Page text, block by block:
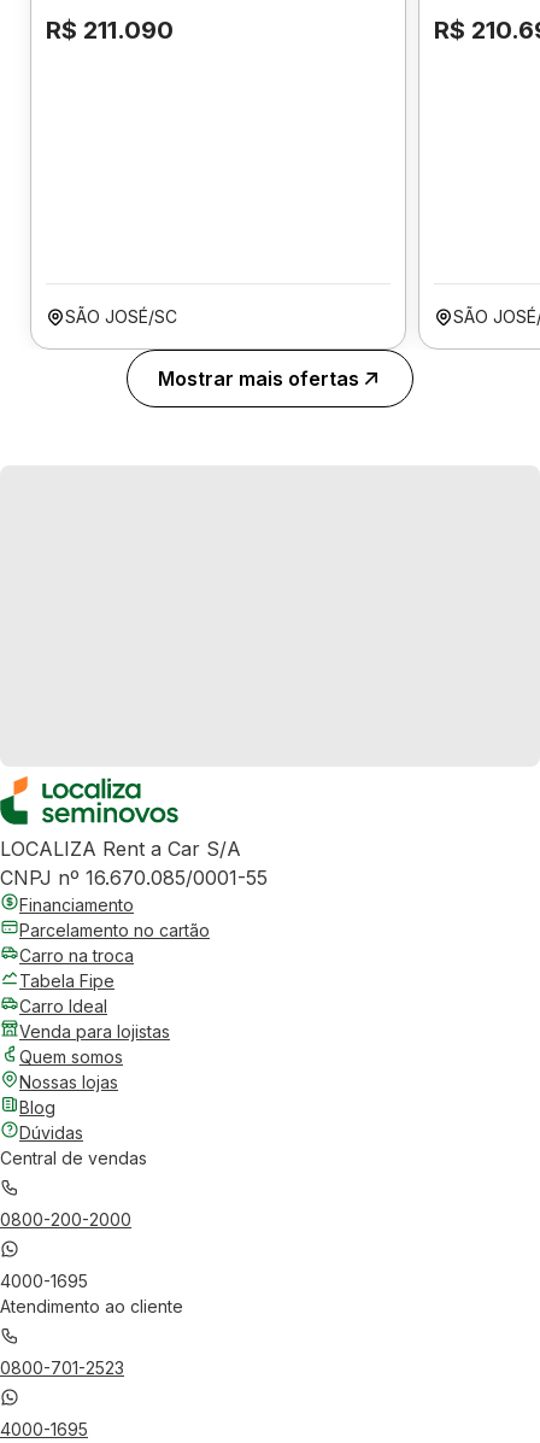
R$ 211.090
SÃO JOSÉ/SC
R$
SÃO
Mostrar mais ofertas
LOCALIZA Rent a Car S/A
CNPJ nº 16.670.085/0001-55
Financiamento
Parcelamento no cartão
Carro na troca
Tabela Fipe
Carro Ideal
Venda para lojistas
Quem somos
Nossas lojas
Blog
Dúvidas
Central de vendas
0800-200-2000
4000-1695
Atendimento ao cliente
0800-701-2523
4000-1695